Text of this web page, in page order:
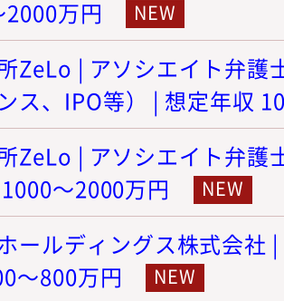
万円
ZeLo | アソシエイト弁護
ス、IPO等） | 想定年収
ZeLo | アソシエイト弁護
～2000万円
ールディングス株式会社
～800万円